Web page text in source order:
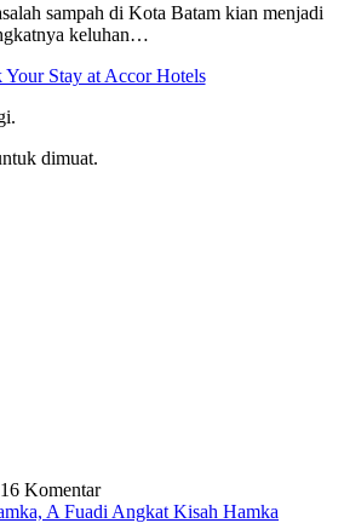
sampah di Kota Batam kian menjadi
keluhan…
dimuat.
6 Komentar
A Fuadi Angkat Kisah Hamka